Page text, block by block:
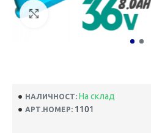
НАЛИЧНОСТ: На склад
АРТ.НОМЕР: 1101